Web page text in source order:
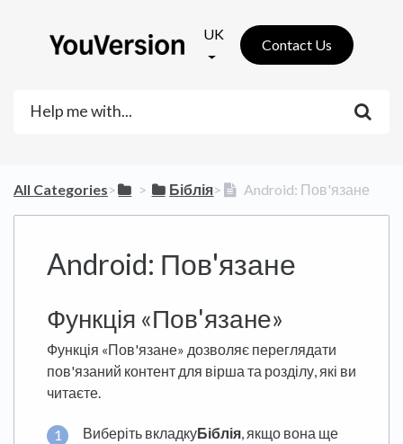
UK
Contact Us
All Categories​>​ ​ > ​ ​Біблія​>​ Android: Пов'язане
Android: Пов'язане
Функція «Пов'язане»
Функція «Пов'язане» дозволяє переглядати
пов'язаний контент для вірша та розділу, які ви
читаєте.
Виберіть вкладкуБіблія, якщо вона ще